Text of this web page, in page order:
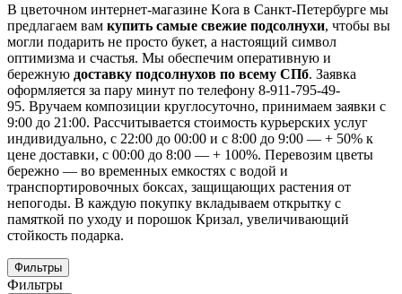
В цветочном интернет-магазине Kora в Санкт-Петербурге мы
предлагаем вам купить самые свежие подсолнухи, чтобы вы
могли подарить не просто букет, а настоящий символ
оптимизма и счастья. Мы обеспечим оперативную и
бережную доставку подсолнухов по всему СПб. Заявка
оформляется за пару минут по телефону 8-911-795-49-
95. Вручаем композиции круглосуточно, принимаем заявки с
9:00 до 21:00. Рассчитывается стоимость курьерских услуг
индивидуально, с 22:00 до 00:00 и с 8:00 до 9:00 — + 50% к
цене доставки, с 00:00 до 8:00 — + 100%. Перевозим цветы
бережно — во временных емкостях с водой и
транспортировочных боксах, защищающих растения от
непогоды. В каждую покупку вкладываем открытку с
памяткой по уходу и порошок Кризал, увеличивающий
стойкость подарка.
Фильтры
Фильтры